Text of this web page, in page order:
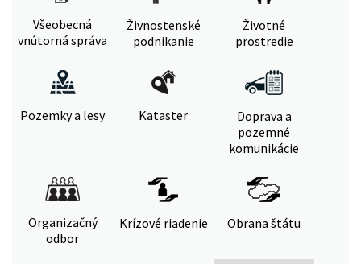
Všeobecná
vnútorná správa
Živnostenské
podnikanie
Životné
prostredie
Pozemky a lesy Kataster
Doprava a
pozemné
komunikácie
Organizačný
odbor
Krízové riadenie Obrana štátu